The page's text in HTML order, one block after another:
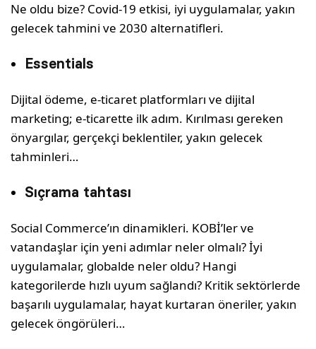
Ne oldu bize? Covid-19 etkisi, iyi uygulamalar, yakın
gelecek tahmini ve 2030 alternatifleri.
Essentials
Dijital ödeme, e-ticaret platformları ve dijital
marketing; e-ticarette ilk adım. Kırılması gereken
önyargılar, gerçekçi beklentiler, yakın gelecek
tahminleri…
Sıçrama tahtası
Social Commerce’ın dinamikleri. KOBİ’ler ve
vatandaşlar için yeni adımlar neler olmalı? İyi
uygulamalar, globalde neler oldu? Hangi
kategorilerde hızlı uyum sağlandı? Kritik sektörlerde
başarılı uygulamalar, hayat kurtaran öneriler, yakın
gelecek öngörüleri…